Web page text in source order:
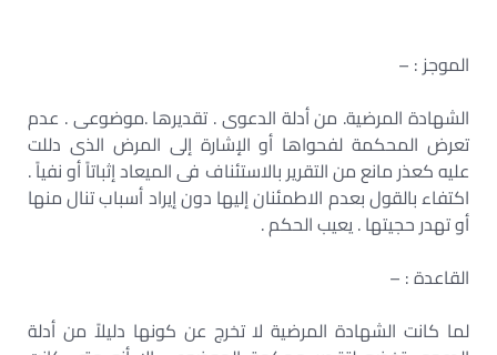
الموجز : –
الشهادة المرضية. من أدلة الدعوى . تقديرها .موضوعى . عدم
تعرض المحكمة لفحواها أو الإشارة إلى المرض الذى دللت
عليه كعذر مانع من التقرير بالاستئناف فى الميعاد إثباتاً أو نفياً .
اكتفاء بالقول بعدم الاطمئنان إليها دون إيراد أسباب تنال منها
أو تهدر حجيتها . يعيب الحكم .
القاعدة : –
لما كانت الشهادة المرضية لا تخرج عن كونها دليلاً من أدلة